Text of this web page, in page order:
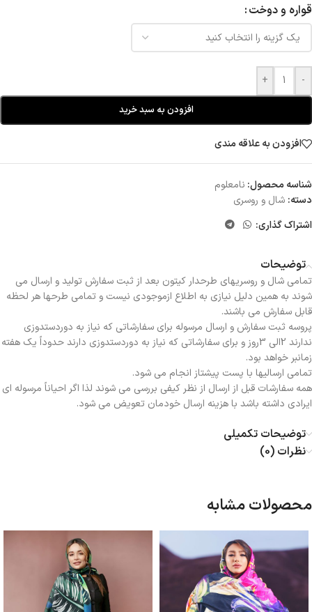
قواره و دوخت
-
+
افزودن به سبد خرید
افزودن به علاقه مندی
شناسه محصول: نامعلوم
دسته: شال و روسری
اشتراک گذاری:
توضیحات
تمامی شال و روسریهای طرحدار کیتون بعد از ثبت سفارش تولید و ارسال می
شوند به همین دلیل نیازی به اطلاع ازموجودی نیست و تمامی طرحها هر لحظه
قابل سفارش می باشند.
پروسه ثبت سفارش و ارسال مرسوله برای سفارشاتی که نیاز به دوردستدوزی
ندارند 2الی 3روز و برای سفارشاتی که نیاز به دوردستدوزی دارند حدوداً یک هفته
زمانبر خواهد بود.
تمامی ارسالیها با پست پیشتاز انجام می شود.
همه سفارشات قبل از ارسال از نظر کیفی بررسی می شوند لذا اگر احیاناً مرسوله ای
ایرادی داشته باشد با هزینه ارسال خودمان تعویض می شود.
توضیحات تکمیلی
نظرات (0)
محصولات مشابه